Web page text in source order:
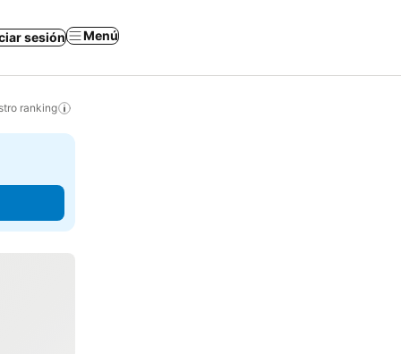
sesión Menú
ranking